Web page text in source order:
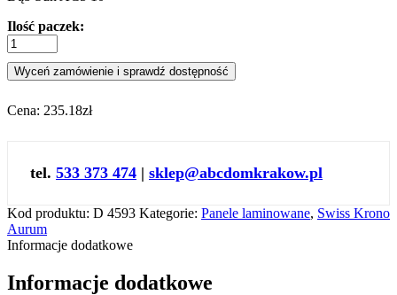
Ilość paczek:
Wyceń zamówienie i sprawdź dostępność
Cena: 235.18zł
tel. 533 373 474 | sklep@abcdomkrakow.pl
Kod produktu: D 4593 Kategorie: Panele laminowane, Swiss Krono
Aurum
Informacje dodatkowe
Informacje dodatkowe